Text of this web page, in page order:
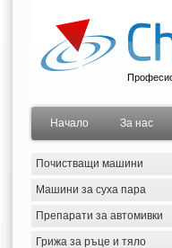
Начало За нас
Почистващи машини
Машини за суха пара
Препарати за автомивки
Грижа за ръце и тяло